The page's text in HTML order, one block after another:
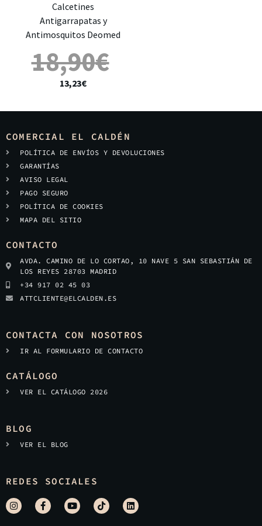
Calcetines
Antigarrapatas y
Antimosquitos Deomed
18,90€
13,23€
COMERCIAL EL CALDÉN
POLÍTICA DE ENVÍOS Y DEVOLUCIONES
GARANTÍAS
AVISO LEGAL
PAGO SEGURO
POLÍTICA DE COOKIES
MAPA DEL SITIO
CONTACTO
AVDA. CAMINO DE LO CORTAO, 10 NAVE 5 SAN SEBASTIÁN DE
LOS REYES 28703 MADRID
+34 917 02 45 03
ATTCLIENTE@ELCALDEN.ES
CONTACTA CON NOSOTROS
IR AL FORMULARIO DE CONTACTO
CATÁLOGO
VER EL CATÁLOGO 2026
BLOG
VER EL BLOG
REDES SOCIALES